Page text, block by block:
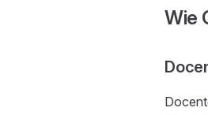
Wie